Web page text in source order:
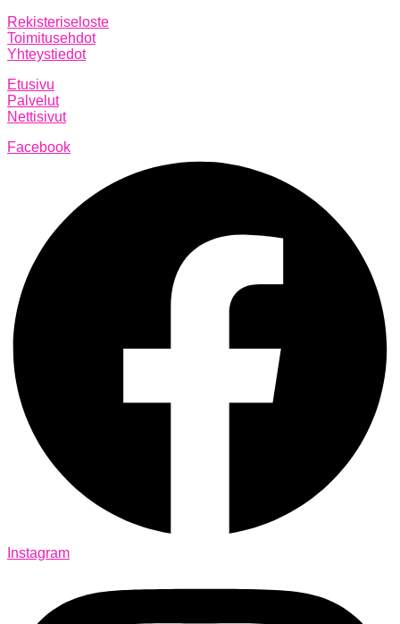
Rekisteriseloste
Toimitusehdot
Yhteystiedot
Etusivu
Palvelut
Nettisivut
Facebook
Instagram